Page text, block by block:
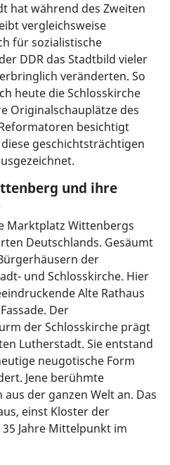
hat während des Zweiten
vergleichsweise
für sozialistische
DDR das Stadtbild vieler
veränderten. So
heute die Schlosskirche
Originalschauplätze des
besichtigt
geschichtsträchtigen
und ihre
Marktplatz Wittenbergs
Deutschlands. Gesäumt
der
und Schlosskirche. Hier
Alte Rathaus
Der
der Schlosskirche prägt
Lutherstadt. Sie entstand
neugotische Form
Jene berühmte
der ganzen Welt an. Das
einst Kloster der
Jahre Mittelpunkt im